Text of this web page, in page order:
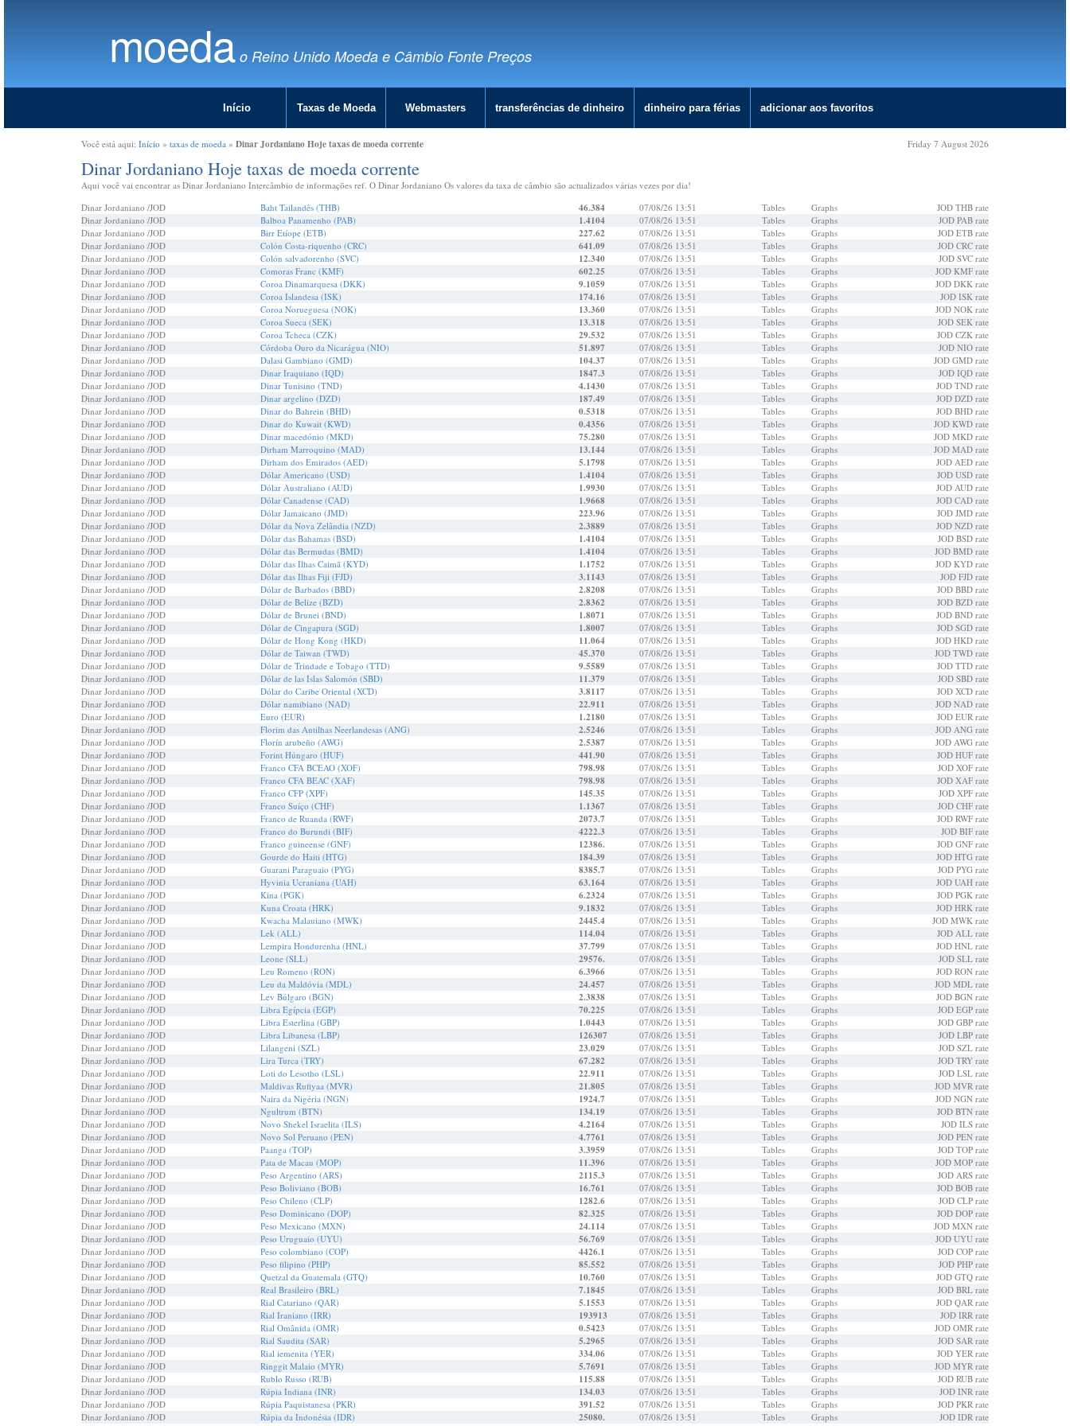
moeda o Reino Unido Moeda e Câmbio Fonte Preços
Início Taxas de Moeda Webmasters transferências de dinheiro dinheiro para férias adicionar aos favoritos
Você está aqui: Início » taxas de moeda » Dinar Jordaniano Hoje taxas de moeda corrente Friday 7 August 2026
Dinar Jordaniano Hoje taxas de moeda corrente
Aqui você vai encontrar as Dinar Jordaniano Intercâmbio de informações ref. O Dinar Jordaniano Os valores da taxa de câmbio são actualizados várias vezes por dia!
Dinar Jordaniano /JOD
Baht Tailandês (THB) 46.384 07/08/26 13:51 Tables Graphs
JOD THB rate
Dinar Jordaniano /JOD
Balboa Panamenho (PAB) 1.4104 07/08/26 13:51 Tables Graphs
JOD PAB rate
Dinar Jordaniano /JOD
Birr Etíope (ETB) 227.62 07/08/26 13:51 Tables Graphs
JOD ETB rate
Dinar Jordaniano /JOD
Colón Costa-riquenho (CRC) 641.09 07/08/26 13:51 Tables Graphs
JOD CRC rate
Dinar Jordaniano /JOD
Colón salvadorenho (SVC) 12.340 07/08/26 13:51 Tables Graphs
JOD SVC rate
Dinar Jordaniano /JOD
Comoras Franc (KMF) 602.25 07/08/26 13:51 Tables Graphs
JOD KMF rate
Dinar Jordaniano /JOD
Coroa Dinamarquesa (DKK) 9.1059 07/08/26 13:51 Tables Graphs
JOD DKK rate
Dinar Jordaniano /JOD
Coroa Islandesa (ISK) 174.16 07/08/26 13:51 Tables Graphs
JOD ISK rate
Dinar Jordaniano /JOD
Coroa Norueguesa (NOK) 13.360 07/08/26 13:51 Tables Graphs
JOD NOK rate
Dinar Jordaniano /JOD
Coroa Sueca (SEK) 13.318 07/08/26 13:51 Tables Graphs
JOD SEK rate
Dinar Jordaniano /JOD
Coroa Tcheca (CZK) 29.532 07/08/26 13:51 Tables Graphs
JOD CZK rate
Dinar Jordaniano /JOD
Córdoba Ouro da Nicarágua (NIO) 51.897 07/08/26 13:51 Tables Graphs
JOD NIO rate
Dinar Jordaniano /JOD
Dalasi Gambiano (GMD) 104.37 07/08/26 13:51 Tables Graphs
JOD GMD rate
Dinar Jordaniano /JOD
Dinar Iraquiano (IQD) 1847.3 07/08/26 13:51 Tables Graphs
JOD IQD rate
Dinar Jordaniano /JOD
Dinar Tunisino (TND) 4.1430 07/08/26 13:51 Tables Graphs
JOD TND rate
Dinar Jordaniano /JOD
Dinar argelino (DZD) 187.49 07/08/26 13:51 Tables Graphs
JOD DZD rate
Dinar Jordaniano /JOD
Dinar do Bahrein (BHD) 0.5318 07/08/26 13:51 Tables Graphs
JOD BHD rate
Dinar Jordaniano /JOD
Dinar do Kuwait (KWD) 0.4356 07/08/26 13:51 Tables Graphs
JOD KWD rate
Dinar Jordaniano /JOD
Dinar macedónio (MKD) 75.280 07/08/26 13:51 Tables Graphs
JOD MKD rate
Dinar Jordaniano /JOD
Dirham Marroquino (MAD) 13.144 07/08/26 13:51 Tables Graphs
JOD MAD rate
Dinar Jordaniano /JOD
Dirham dos Emirados (AED) 5.1798 07/08/26 13:51 Tables Graphs
JOD AED rate
Dinar Jordaniano /JOD
Dólar Americano (USD) 1.4104 07/08/26 13:51 Tables Graphs
JOD USD rate
Dinar Jordaniano /JOD
Dólar Australiano (AUD) 1.9930 07/08/26 13:51 Tables Graphs
JOD AUD rate
Dinar Jordaniano /JOD
Dólar Canadense (CAD) 1.9668 07/08/26 13:51 Tables Graphs
JOD CAD rate
Dinar Jordaniano /JOD
Dólar Jamaicano (JMD) 223.96 07/08/26 13:51 Tables Graphs
JOD JMD rate
Dinar Jordaniano /JOD
Dólar da Nova Zelândia (NZD) 2.3889 07/08/26 13:51 Tables Graphs
JOD NZD rate
Dinar Jordaniano /JOD
Dólar das Bahamas (BSD) 1.4104 07/08/26 13:51 Tables Graphs
JOD BSD rate
Dinar Jordaniano /JOD
Dólar das Bermudas (BMD) 1.4104 07/08/26 13:51 Tables Graphs
JOD BMD rate
Dinar Jordaniano /JOD
Dólar das Ilhas Caimã (KYD) 1.1752 07/08/26 13:51 Tables Graphs
JOD KYD rate
Dinar Jordaniano /JOD
Dólar das Ilhas Fiji (FJD) 3.1143 07/08/26 13:51 Tables Graphs
JOD FJD rate
Dinar Jordaniano /JOD
Dólar de Barbados (BBD) 2.8208 07/08/26 13:51 Tables Graphs
JOD BBD rate
Dinar Jordaniano /JOD
Dólar de Belize (BZD) 2.8362 07/08/26 13:51 Tables Graphs
JOD BZD rate
Dinar Jordaniano /JOD
Dólar de Brunei (BND) 1.8071 07/08/26 13:51 Tables Graphs
JOD BND rate
Dinar Jordaniano /JOD
Dólar de Cingapura (SGD) 1.8007 07/08/26 13:51 Tables Graphs
JOD SGD rate
Dinar Jordaniano /JOD
Dólar de Hong Kong (HKD) 11.064 07/08/26 13:51 Tables Graphs
JOD HKD rate
Dinar Jordaniano /JOD
Dólar de Taiwan (TWD) 45.370 07/08/26 13:51 Tables Graphs
JOD TWD rate
Dinar Jordaniano /JOD
Dólar de Trindade e Tobago (TTD) 9.5589 07/08/26 13:51 Tables Graphs
JOD TTD rate
Dinar Jordaniano /JOD
Dólar de las Islas Salomón (SBD) 11.379 07/08/26 13:51 Tables Graphs
JOD SBD rate
Dinar Jordaniano /JOD
Dólar do Caribe Oriental (XCD) 3.8117 07/08/26 13:51 Tables Graphs
JOD XCD rate
Dinar Jordaniano /JOD
Dólar namibiano (NAD) 22.911 07/08/26 13:51 Tables Graphs
JOD NAD rate
Dinar Jordaniano /JOD
Euro (EUR) 1.2180 07/08/26 13:51 Tables Graphs
JOD EUR rate
Dinar Jordaniano /JOD
Florim das Antilhas Neerlandesas (ANG) 2.5246 07/08/26 13:51 Tables Graphs
JOD ANG rate
Dinar Jordaniano /JOD
Florín arubeño (AWG) 2.5387 07/08/26 13:51 Tables Graphs
JOD AWG rate
Dinar Jordaniano /JOD
Forint Húngaro (HUF) 441.90 07/08/26 13:51 Tables Graphs
JOD HUF rate
Dinar Jordaniano /JOD
Franco CFA BCEAO (XOF) 798.98 07/08/26 13:51 Tables Graphs
JOD XOF rate
Dinar Jordaniano /JOD
Franco CFA BEAC (XAF) 798.98 07/08/26 13:51 Tables Graphs
JOD XAF rate
Dinar Jordaniano /JOD
Franco CFP (XPF) 145.35 07/08/26 13:51 Tables Graphs
JOD XPF rate
Dinar Jordaniano /JOD
Franco Suíço (CHF) 1.1367 07/08/26 13:51 Tables Graphs
JOD CHF rate
Dinar Jordaniano /JOD
Franco de Ruanda (RWF) 2073.7 07/08/26 13:51 Tables Graphs
JOD RWF rate
Dinar Jordaniano /JOD
Franco do Burundi (BIF) 4222.3 07/08/26 13:51 Tables Graphs
JOD BIF rate
Dinar Jordaniano /JOD
Franco guineense (GNF) 12386. 07/08/26 13:51 Tables Graphs
JOD GNF rate
Dinar Jordaniano /JOD
Gourde do Haiti (HTG) 184.39 07/08/26 13:51 Tables Graphs
JOD HTG rate
Dinar Jordaniano /JOD
Guarani Paraguaio (PYG) 8385.7 07/08/26 13:51 Tables Graphs
JOD PYG rate
Dinar Jordaniano /JOD
Hyvinia Ucraniana (UAH) 63.164 07/08/26 13:51 Tables Graphs
JOD UAH rate
Dinar Jordaniano /JOD
Kina (PGK) 6.2324 07/08/26 13:51 Tables Graphs
JOD PGK rate
Dinar Jordaniano /JOD
Kuna Croata (HRK) 9.1832 07/08/26 13:51 Tables Graphs
JOD HRK rate
Dinar Jordaniano /JOD
Kwacha Malauiano (MWK) 2445.4 07/08/26 13:51 Tables Graphs
JOD MWK rate
Dinar Jordaniano /JOD
Lek (ALL) 114.04 07/08/26 13:51 Tables Graphs
JOD ALL rate
Dinar Jordaniano /JOD
Lempira Hondurenha (HNL) 37.799 07/08/26 13:51 Tables Graphs
JOD HNL rate
Dinar Jordaniano /JOD
Leone (SLL) 29576. 07/08/26 13:51 Tables Graphs
JOD SLL rate
Dinar Jordaniano /JOD
Leu Romeno (RON) 6.3966 07/08/26 13:51 Tables Graphs
JOD RON rate
Dinar Jordaniano /JOD
Leu da Maldóvia (MDL) 24.457 07/08/26 13:51 Tables Graphs
JOD MDL rate
Dinar Jordaniano /JOD
Lev Búlgaro (BGN) 2.3838 07/08/26 13:51 Tables Graphs
JOD BGN rate
Dinar Jordaniano /JOD
Libra Egípcia (EGP) 70.225 07/08/26 13:51 Tables Graphs
JOD EGP rate
Dinar Jordaniano /JOD
Libra Esterlina (GBP) 1.0443 07/08/26 13:51 Tables Graphs
JOD GBP rate
Dinar Jordaniano /JOD
Libra Libanesa (LBP) 126307 07/08/26 13:51 Tables Graphs
JOD LBP rate
Dinar Jordaniano /JOD
Lilangeni (SZL) 23.029 07/08/26 13:51 Tables Graphs
JOD SZL rate
Dinar Jordaniano /JOD
Lira Turca (TRY) 67.282 07/08/26 13:51 Tables Graphs
JOD TRY rate
Dinar Jordaniano /JOD
Loti do Lesotho (LSL) 22.911 07/08/26 13:51 Tables Graphs
JOD LSL rate
Dinar Jordaniano /JOD
Maldivas Rufiyaa (MVR) 21.805 07/08/26 13:51 Tables Graphs
JOD MVR rate
Dinar Jordaniano /JOD
Naira da Nigéria (NGN) 1924.7 07/08/26 13:51 Tables Graphs
JOD NGN rate
Dinar Jordaniano /JOD
Ngultrum (BTN) 134.19 07/08/26 13:51 Tables Graphs
JOD BTN rate
Dinar Jordaniano /JOD
Novo Shekel Israelita (ILS) 4.2164 07/08/26 13:51 Tables Graphs
JOD ILS rate
Dinar Jordaniano /JOD
Novo Sol Peruano (PEN) 4.7761 07/08/26 13:51 Tables Graphs
JOD PEN rate
Dinar Jordaniano /JOD
Paanga (TOP) 3.3959 07/08/26 13:51 Tables Graphs
JOD TOP rate
Dinar Jordaniano /JOD
Pata de Macau (MOP) 11.396 07/08/26 13:51 Tables Graphs
JOD MOP rate
Dinar Jordaniano /JOD
Peso Argentino (ARS) 2115.3 07/08/26 13:51 Tables Graphs
JOD ARS rate
Dinar Jordaniano /JOD
Peso Boliviano (BOB) 16.761 07/08/26 13:51 Tables Graphs
JOD BOB rate
Dinar Jordaniano /JOD
Peso Chileno (CLP) 1282.6 07/08/26 13:51 Tables Graphs
JOD CLP rate
Dinar Jordaniano /JOD
Peso Dominicano (DOP) 82.325 07/08/26 13:51 Tables Graphs
JOD DOP rate
Dinar Jordaniano /JOD
Peso Mexicano (MXN) 24.114 07/08/26 13:51 Tables Graphs
JOD MXN rate
Dinar Jordaniano /JOD
Peso Uruguaio (UYU) 56.769 07/08/26 13:51 Tables Graphs
JOD UYU rate
Dinar Jordaniano /JOD
Peso colombiano (COP) 4426.1 07/08/26 13:51 Tables Graphs
JOD COP rate
Dinar Jordaniano /JOD
Peso filipino (PHP) 85.552 07/08/26 13:51 Tables Graphs
JOD PHP rate
Dinar Jordaniano /JOD
Quetzal da Guatemala (GTQ) 10.760 07/08/26 13:51 Tables Graphs
JOD GTQ rate
Dinar Jordaniano /JOD
Real Brasileiro (BRL) 7.1845 07/08/26 13:51 Tables Graphs
JOD BRL rate
Dinar Jordaniano /JOD
Rial Catariano (QAR) 5.1553 07/08/26 13:51 Tables Graphs
JOD QAR rate
Dinar Jordaniano /JOD
Rial Iraniano (IRR) 193913 07/08/26 13:51 Tables Graphs
JOD IRR rate
Dinar Jordaniano /JOD
Rial Omânida (OMR) 0.5423 07/08/26 13:51 Tables Graphs
JOD OMR rate
Dinar Jordaniano /JOD
Rial Saudita (SAR) 5.2965 07/08/26 13:51 Tables Graphs
JOD SAR rate
Dinar Jordaniano /JOD
Rial iemenita (YER) 334.06 07/08/26 13:51 Tables Graphs
JOD YER rate
Dinar Jordaniano /JOD
Ringgit Malaio (MYR) 5.7691 07/08/26 13:51 Tables Graphs
JOD MYR rate
Dinar Jordaniano /JOD
Rublo Russo (RUB) 115.88 07/08/26 13:51 Tables Graphs
JOD RUB rate
Dinar Jordaniano /JOD
Rúpia Indiana (INR) 134.03 07/08/26 13:51 Tables Graphs
JOD INR rate
Dinar Jordaniano /JOD
Rúpia Paquistanesa (PKR) 391.52 07/08/26 13:51 Tables Graphs
JOD PKR rate
Dinar Jordaniano /JOD
Rúpia da Indonésia (IDR) 25080. 07/08/26 13:51 Tables Graphs
JOD IDR rate